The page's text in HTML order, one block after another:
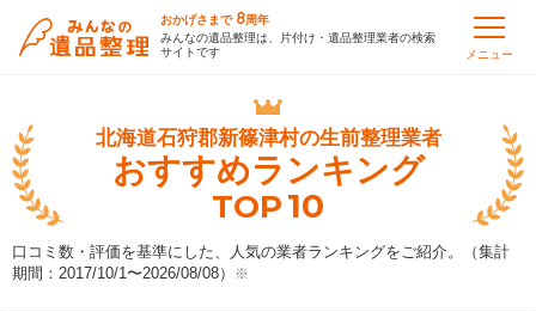
おかげさまで 8周年
みんなの遺品整理は、片付け・遺品整理業者の検索
サイトです
メニュー
北海道石狩郡新篠津村の生前整理業者
おすすめランキング
TOP10
口コミ数・評価を基準にした、人気の業者ランキングをご紹介。（集計
期間：2017/10/1〜2026/08/08） ※